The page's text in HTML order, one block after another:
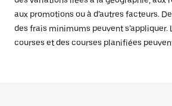
aux promotions ou à d’autres facteurs.
des frais minimums peuvent s’appliquer.
courses et des courses planifiées